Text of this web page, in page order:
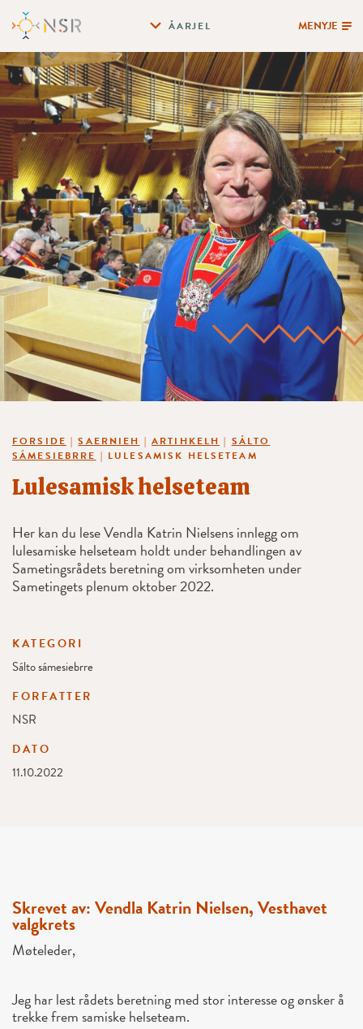
ÅARJEL MENYJE
FORSIDE |SAERNIEH | ARTIHKELH | SÁLTO
SÁMESIEBRRE | LULESAMISK HELSETEAM
Lulesamisk helseteam
Her kan du lese Vendla Katrin Nielsens innlegg om
lulesamiske helseteam holdt under behandlingen av
Sametingsrådets beretning om virksomheten under
Sametingets plenum oktober 2022.
KATEGORI
Sálto sámesiebrre
FORFATTER
NSR
DATO
11.10.2022
Skrevet av: Vendla Katrin Nielsen, Vesthavet
valgkrets
Møteleder,
Jeg har lest rådets beretning med stor interesse og ønsker å
trekke frem samiske helseteam.